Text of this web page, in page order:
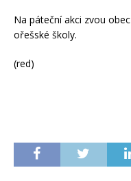
Na páteční akci zvou
ořešské školy.
(red)